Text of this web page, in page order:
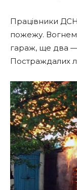
Працівники
пожежу.
гараж, ще два
Постраждалих